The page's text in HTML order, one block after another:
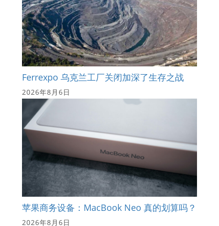
Ferrexpo 乌克兰工厂关闭加深了生存之战
2026年8月6日
苹果商务设备：MacBook Neo 真的划算吗？
2026年8月6日